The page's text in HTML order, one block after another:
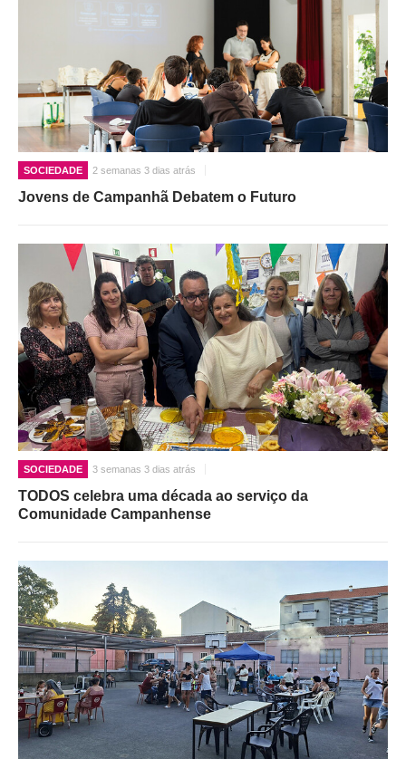
SOCIEDADE 2 semanas 3 dias atrás
Jovens de Campanhã Debatem o Futuro
SOCIEDADE 3 semanas 3 dias atrás
TODOS celebra uma década ao serviço da
Comunidade Campanhense